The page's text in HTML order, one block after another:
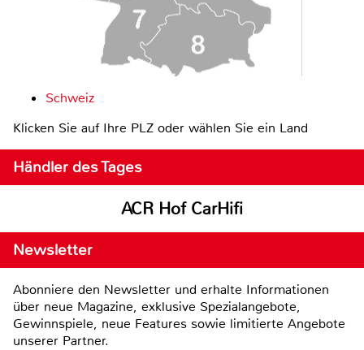
Schweiz
Klicken Sie auf Ihre PLZ oder wählen Sie ein Land
Händler des Tages
ACR Hof CarHifi
Newsletter
Abonniere den Newsletter und erhalte Informationen
über neue Magazine, exklusive Spezialangebote,
Gewinnspiele, neue Features sowie limitierte Angebote
unserer Partner.